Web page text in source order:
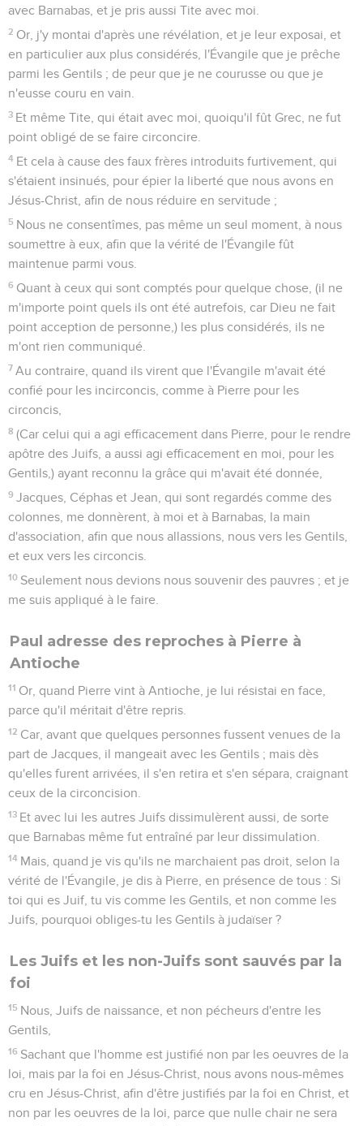
avec Barnabas, et je pris aussi Tite avec moi.
2 Or, j'y montai d'après une révélation, et je leur exposai, et
en particulier aux plus considérés, l'Évangile que je prêche
parmi les Gentils ; de peur que je ne courusse ou que je
n'eusse couru en vain.
3 Et même Tite, qui était avec moi, quoiqu'il fût Grec, ne fut
point obligé de se faire circoncire.
4 Et cela à cause des faux frères introduits furtivement, qui
s'étaient insinués, pour épier la liberté que nous avons en
Jésus-Christ, afin de nous réduire en servitude ;
5 Nous ne consentîmes, pas même un seul moment, à nous
soumettre à eux, afin que la vérité de l'Évangile fût
maintenue parmi vous.
6 Quant à ceux qui sont comptés pour quelque chose, (il ne
m'importe point quels ils ont été autrefois, car Dieu ne fait
point acception de personne,) les plus considérés, ils ne
m'ont rien communiqué.
7 Au contraire, quand ils virent que l'Évangile m'avait été
confié pour les incirconcis, comme à Pierre pour les
circoncis,
8 (Car celui qui a agi efficacement dans Pierre, pour le rendre
apôtre des Juifs, a aussi agi efficacement en moi, pour les
Gentils,) ayant reconnu la grâce qui m'avait été donnée,
9 Jacques, Céphas et Jean, qui sont regardés comme des
colonnes, me donnèrent, à moi et à Barnabas, la main
d'association, afin que nous allassions, nous vers les Gentils,
et eux vers les circoncis.
10 Seulement nous devions nous souvenir des pauvres ; et je
me suis appliqué à le faire.
Paul adresse des reproches à Pierre à
Antioche
11 Or, quand Pierre vint à Antioche, je lui résistai en face,
parce qu'il méritait d'être repris.
12 Car, avant que quelques personnes fussent venues de la
part de Jacques, il mangeait avec les Gentils ; mais dès
qu'elles furent arrivées, il s'en retira et s'en sépara, craignant
ceux de la circoncision.
13 Et avec lui les autres Juifs dissimulèrent aussi, de sorte
que Barnabas même fut entraîné par leur dissimulation.
14 Mais, quand je vis qu'ils ne marchaient pas droit, selon la
vérité de l'Évangile, je dis à Pierre, en présence de tous : Si
toi qui es Juif, tu vis comme les Gentils, et non comme les
Juifs, pourquoi obliges-tu les Gentils à judaïser ?
Les Juifs et les non-Juifs sont sauvés par la
foi
15 Nous, Juifs de naissance, et non pécheurs d'entre les
Gentils,
16 Sachant que l'homme est justifié non par les oeuvres de la
loi, mais par la foi en Jésus-Christ, nous avons nous-mêmes
cru en Jésus-Christ, afin d'être justifiés par la foi en Christ, et
non par les oeuvres de la loi, parce que nulle chair ne sera